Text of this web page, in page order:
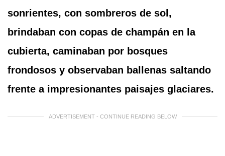
sonrientes, con sombreros de sol,
brindaban con copas de champán en la
cubierta, caminaban por bosques
frondosos y observaban ballenas saltando
frente a impresionantes paisajes glaciares.
ADVERTISEMENT - CONTINUE READING BELOW